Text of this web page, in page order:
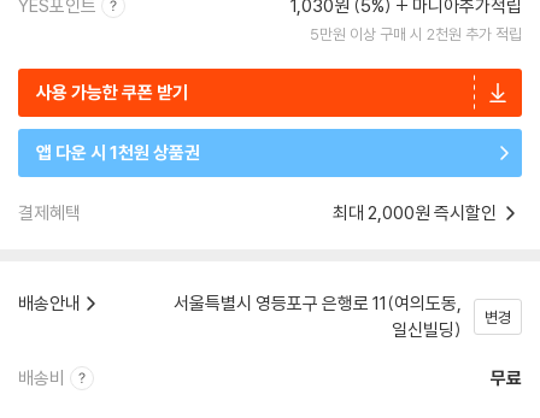
YES포인트 1,030원 (5%) 마니아추가적립
5만원 이상 구매 시 2천원 추가 적립
사용 가능한 쿠폰 받기
앱 다운 시 1천원 상품권
결제혜택 최대 2,000원 즉시할인
배송안내
서울특별시 영등포구 은행로 11(여의도동,
일신빌딩)
변경
배송비 무료